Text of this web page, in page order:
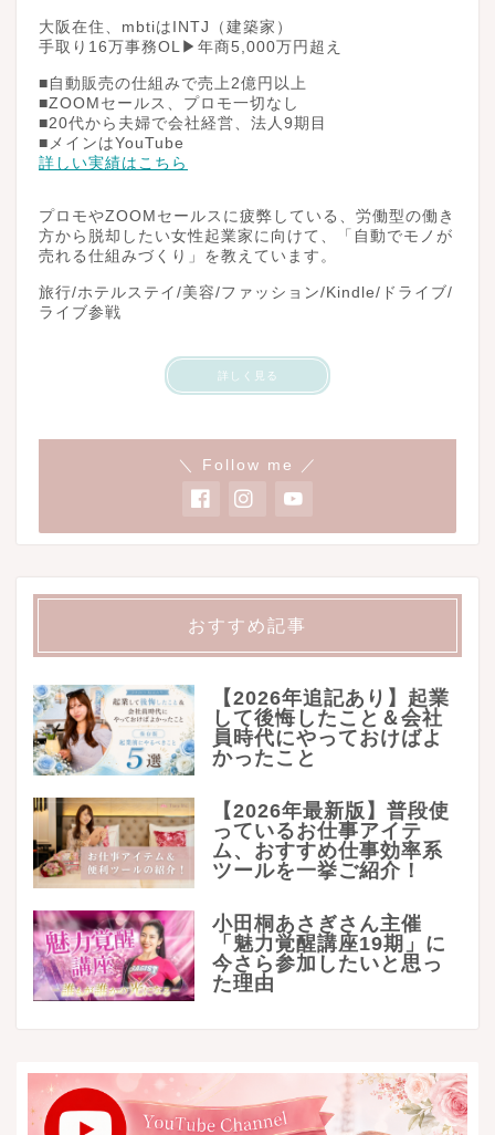
大阪在住、mbtiはINTJ（建築家）
手取り16万事務OL▶︎年商5,000万円超え
■自動販売の仕組みで売上2億円以上
■ZOOMセールス、プロモ一切なし
■20代から夫婦で会社経営、法人9期目
■メインはYouTube
詳しい実績はこちら
プロモやZOOMセールスに疲弊している、労働型の働き
方から脱却したい女性起業家に向けて、「自動でモノが
売れる仕組みづくり」を教えています。
旅行/ホテルステイ/美容/ファッション/Kindle/ドライブ/
ライブ参戦
詳しく見る
＼ Follow me ／
おすすめ記事
【2026年追記あり】起業
して後悔したこと＆会社
員時代にやっておけばよ
かったこと
【2026年最新版】普段使
っているお仕事アイテ
ム、おすすめ仕事効率系
ツールを一挙ご紹介！
小田桐あさぎさん主催
「魅力覚醒講座19期」に
今さら参加したいと思っ
た理由